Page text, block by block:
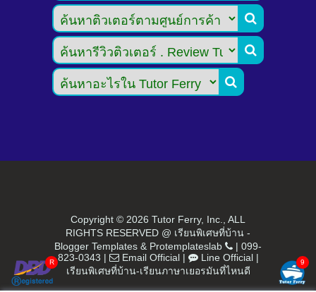



Copyright © 2026 Tutor Ferry, Inc., ALL
RIGHTS RESERVED @ เรียนพิเศษที่บ้าน -
Blogger Templates & Protemplateslab | 099-
823-0343 | Email Official| Line Official|
เรียนพิเศษที่บ้าน-เรียนภาษาเยอรมันที่ไหนดี